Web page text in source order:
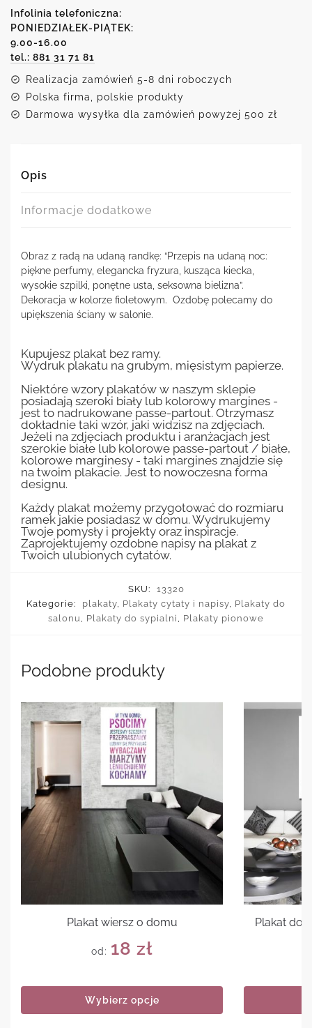
przepisem
na
udaną
noc
Infolinia telefoniczna:
PONIEDZIAŁEK-PIĄTEK:
9.00-16.00
tel.: 881 31 71 81
Realizacja zamówień 5-8 dni roboczych
Polska firma, polskie produkty
Darmowa wysyłka dla zamówień powyżej 500 zł
Opis
Informacje dodatkowe
Obraz z radą na udaną randkę: “Przepis na udaną noc:
piękne perfumy, elegancka fryzura, kusząca kiecka,
wysokie szpilki, ponętne usta, seksowna bielizna”.
Dekoracja w kolorze fioletowym. Ozdobę polecamy do
upiększenia ściany w salonie.
Kupujesz plakat bez ramy.
Wydruk plakatu na grubym, mięsistym papierze.
Niektóre wzory plakatów w naszym sklepie
posiadają szeroki biały lub kolorowy margines -
jest to nadrukowane passe-partout. Otrzymasz
dokładnie taki wzór, jaki widzisz na zdjęciach.
Jeżeli na zdjęciach produktu i aranżacjach jest
szerokie białe lub kolorowe passe-partout / białe,
kolorowe marginesy - taki margines znajdzie się
na twoim plakacie. Jest to nowoczesna forma
designu.
Każdy plakat możemy przygotować do rozmiaru
ramek jakie posiadasz w domu. Wydrukujemy
Twoje pomysły i projekty oraz inspiracje.
Zaprojektujemy ozdobne napisy na plakat z
Twoich ulubionych cytatów.
SKU:
13320
Kategorie:
plakaty, Plakaty cytaty i napisy, Plakaty do
salonu , Plakaty do sypialni , Plakaty pionowe
Podobne produkty
Plakat wiersz o domu
od: 18 zł
Wybierz opcje
Plakat do